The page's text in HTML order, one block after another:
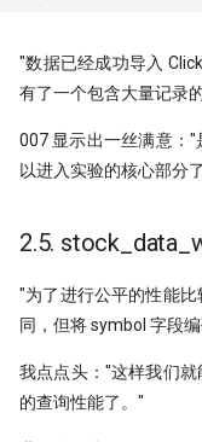
"数据已经成功导入
有了一个包含大量记录
007 显示出一丝满意：
以进入实验的核心部分
2.5.
"为了进行公平的性能
同，但将 symbol 字段
我点点头："这样我们
的查询性能了。"